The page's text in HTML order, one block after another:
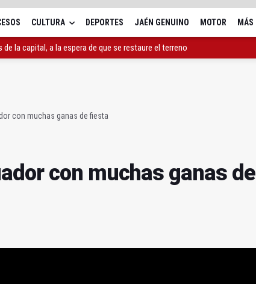
CULTURA DEPORTES JAÉN GENUINO MOTOR MÁS
de la capital, a la espera de que se restaure el terreno
con muchas ganas de fiesta
con muchas ganas de